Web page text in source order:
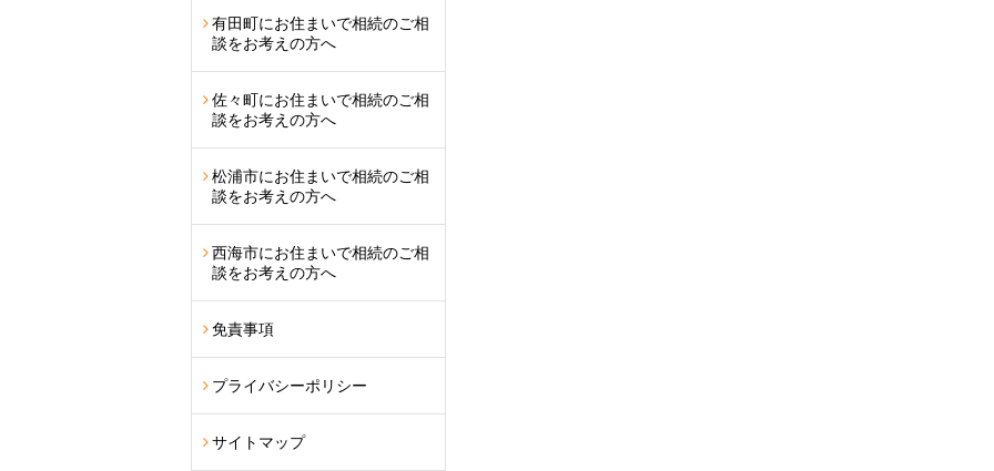
有田町にお住まいで相続のご相
談をお考えの方へ
佐々町にお住まいで相続のご相
談をお考えの方へ
松浦市にお住まいで相続のご相
談をお考えの方へ
西海市にお住まいで相続のご相
談をお考えの方へ
免責事項
プライバシーポリシー
サイトマップ